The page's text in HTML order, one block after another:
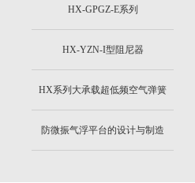
HX-GPGZ-E系列
HX-YZN-I型阻尼器
HX系列大承载超低频空气弹簧
防微振气浮平台的设计与制造